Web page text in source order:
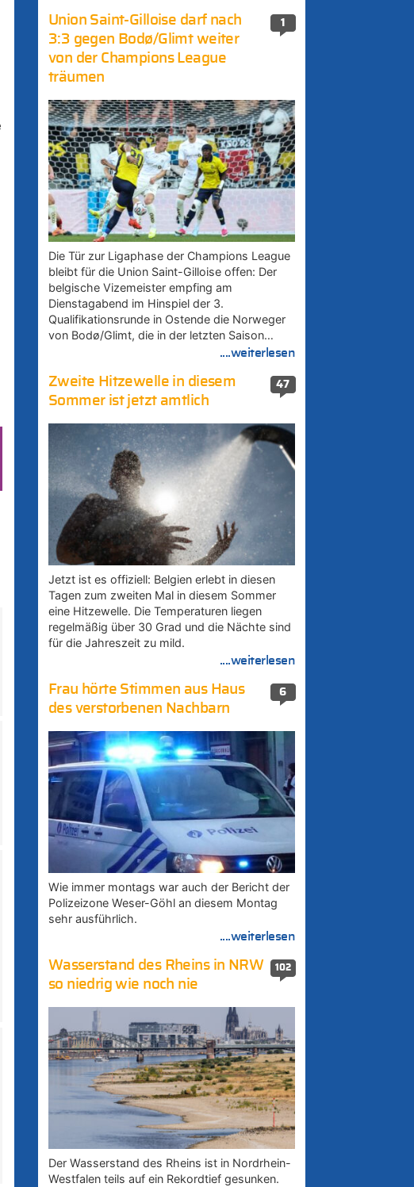
1
Union Saint-Gilloise darf nach
3:3 gegen Bodø/Glimt weiter
von der Champions League
träumen
Die Tür zur Ligaphase der Champions League
bleibt für die Union Saint-Gilloise offen: Der
belgische Vizemeister empfing am
Dienstagabend im Hinspiel der 3.
Qualifikationsrunde in Ostende die Norweger
von Bodø/Glimt, die in der letzten Saison…
....weiterlesen
47
Zweite Hitzewelle in diesem
Sommer ist jetzt amtlich
Jetzt ist es offiziell: Belgien erlebt in diesen
Tagen zum zweiten Mal in diesem Sommer
eine Hitzewelle. Die Temperaturen liegen
regelmäßig über 30 Grad und die Nächte sind
für die Jahreszeit zu mild.
....weiterlesen
6
Frau hörte Stimmen aus Haus
des verstorbenen Nachbarn
Wie immer montags war auch der Bericht der
Polizeizone Weser-Göhl an diesem Montag
sehr ausführlich.
....weiterlesen
102
Wasserstand des Rheins in NRW
so niedrig wie noch nie
Der Wasserstand des Rheins ist in Nordrhein-
Westfalen teils auf ein Rekordtief gesunken.